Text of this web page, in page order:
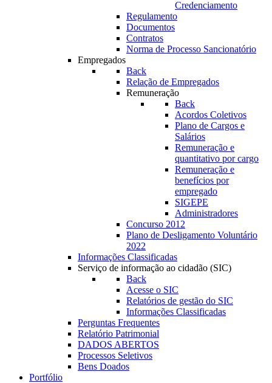
Credenciamento
Regulamento
Documentos
Contratos
Norma de Processo Sancionatório
Empregados
Back
Relação de Empregados
Remuneração
Back
Acordos Coletivos
Plano de Cargos e
Salários
Remuneração e
quantitativo por cargo
Remuneração e
benefícios por
empregado
SIGEPE
Administradores
Concurso 2012
Plano de Desligamento Voluntário
2022
Informações Classificadas
Serviço de informação ao cidadão (SIC)
Back
Acesse o SIC
Relatórios de gestão do SIC
Informações Classificadas
Perguntas Frequentes
Relatório Patrimonial
DADOS ABERTOS
Processos Seletivos
Bens Doados
Portfólio